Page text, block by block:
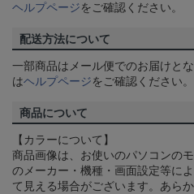
ヘルプページをご確認ください。
配送方法について
一部商品はメール便でのお届けと
はヘルプページをご確認ください。
商品について
【カラーについて】
商品画像は、お使いのパソコンの
のメーカー・機種・画面設定等に
て見える場合がございます。あら